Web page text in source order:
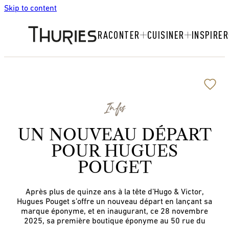
Skip to content
RACONTER CUISINER INSPIRER
Infos
UN NOUVEAU DÉPART
POUR HUGUES
POUGET
Après plus de quinze ans à la tête d’Hugo & Victor,
Hugues Pouget s’offre un nouveau départ en lançant sa
marque éponyme, et en inaugurant, ce 28 novembre
2025, sa première boutique éponyme au 50 rue du